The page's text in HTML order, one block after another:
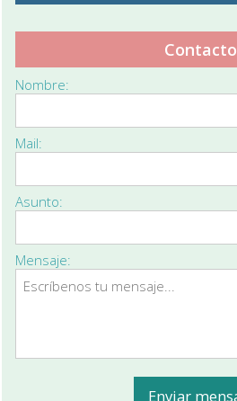
Contacto
Nombre:
Mail:
Asunto:
Mensaje: